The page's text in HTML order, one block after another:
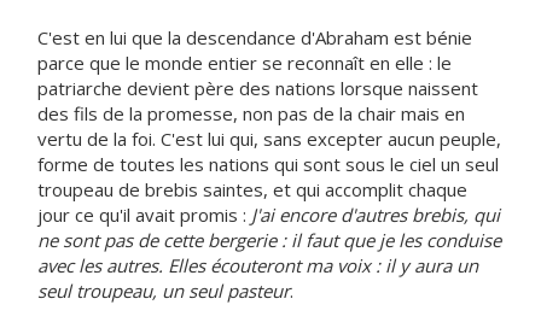
C'est en lui que la descendance d'Abraham est bénie
parce que le monde entier se reconnaît en elle : le
patriarche devient père des nations lorsque naissent
des fils de la promesse, non pas de la chair mais en
vertu de la foi. C'est lui qui, sans excepter aucun peuple,
forme de toutes les nations qui sont sous le ciel un seul
troupeau de brebis saintes, et qui accomplit chaque
jour ce qu'il avait promis : J'ai encore d'autres brebis, qui
ne sont pas de cette bergerie : il faut que je les conduise
avec les autres. Elles écouteront ma voix : il y aura un
seul troupeau, un seul pasteur.